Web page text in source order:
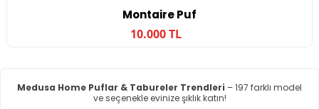
Montaire Puf
10.000 TL
Medusa Home Puflar & Tabureler Trendleri – 197 farklı model
ve seçenekle evinize şıklık katın!